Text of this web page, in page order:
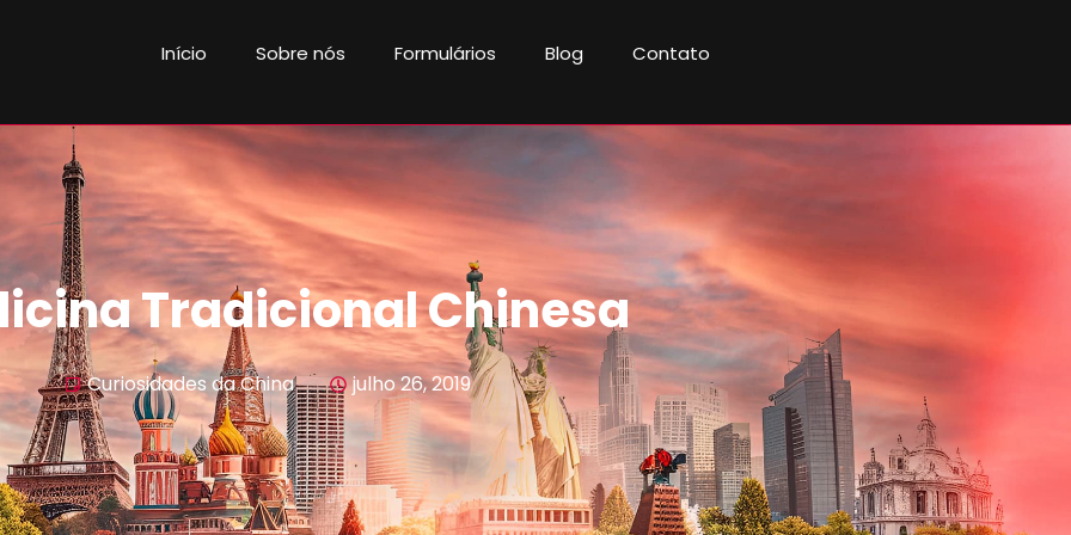
Início Sobre nós Formulários Blog Contato
Tradicional Chinesa
Curiosidades da China julho 26, 2019